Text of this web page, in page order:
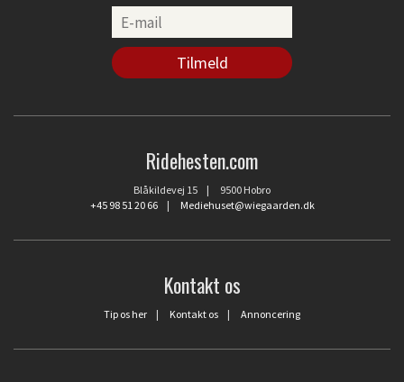
Ridehesten.com
Blåkildevej 15 | 9500 Hobro
+45 98 51 20 66| Mediehuset@wiegaarden.dk
Kontakt os
Tip os her | Kontakt os | Annoncering